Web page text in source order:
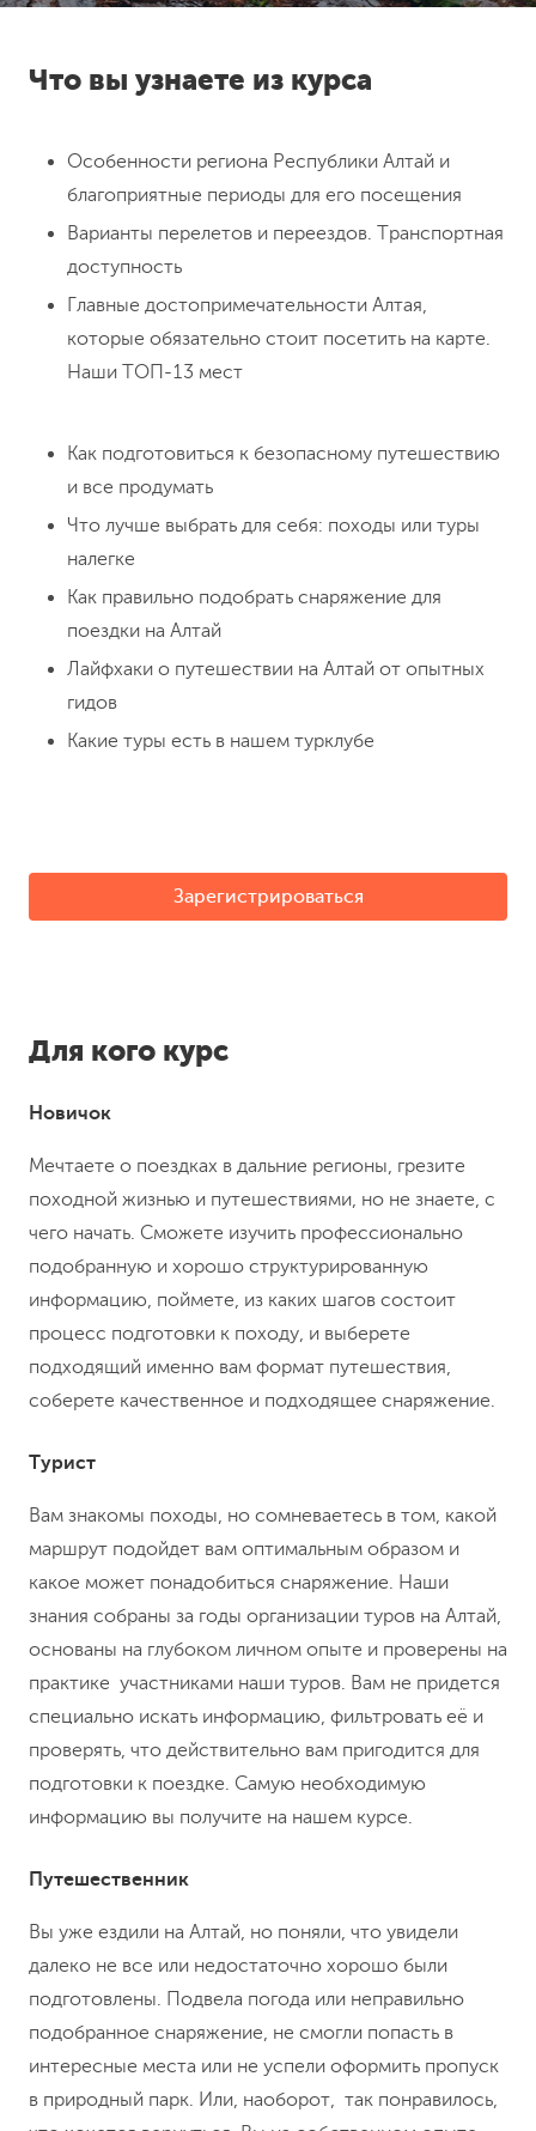
Что вы узнаете из курса
Особенности региона Республики Алтай и
благоприятные периоды для его посещения
Варианты перелетов и переездов. Транспортная
доступность
Главные достопримечательности Алтая,
которые обязательно стоит посетить на карте.
Наши ТОП-13 мест
Как подготовиться к безопасному путешествию
и все продумать
Что лучше выбрать для себя: походы или туры
налегке
Как правильно подобрать снаряжение для
поездки на Алтай
Лайфхаки о путешествии на Алтай от опытных
гидов
Какие туры есть в нашем турклубе
Зарегистрироваться
Для кого курс
Новичок
Мечтаете о поездках в дальние регионы, грезите
походной жизнью и путешествиями, но не знаете, с
чего начать. Сможете изучить профессионально
подобранную и хорошо структурированную
информацию, поймете, из каких шагов состоит
процесс подготовки к походу, и выберете
подходящий именно вам формат путешествия,
соберете качественное и подходящее снаряжение.
Турист
Вам знакомы походы, но сомневаетесь в том, какой
маршрут подойдет вам оптимальным образом и
какое может понадобиться снаряжение. Наши
знания собраны за годы организации туров на Алтай,
основаны на глубоком личном опыте и проверены на
практике участниками наши туров. Вам не придется
специально искать информацию, фильтровать её и
проверять, что действительно вам пригодится для
подготовки к поездке. Самую необходимую
информацию вы получите на нашем курсе.
Путешественник
Вы уже ездили на Алтай, но поняли, что увидели
далеко не все или недостаточно хорошо были
подготовлены. Подвела погода или неправильно
подобранное снаряжение, не смогли попасть в
интересные места или не успели оформить пропуск
в природный парк. Или, наоборот, так понравилось,